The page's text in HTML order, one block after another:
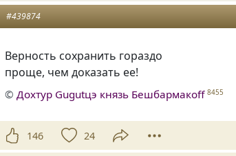
#439874
Верность сохранить гораздо
проще, чем доказать ее!
©Дохтур Gugutцэ князь Бешбармакоff 8455
146 24